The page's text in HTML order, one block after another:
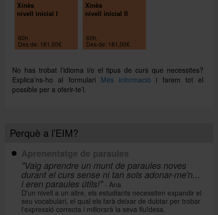
Xinès
nivell inicial I
60h.
Des de: 181,00€
Xinès
nivell inicial II
60h.
Des de: 181,00€
No has trobat l’idioma i/o el tipus de curs que necessites?
Explica’ns-ho al formulari Més informació i farem tot el
possible per a oferir-te’l.
Perquè a l’EIM?
Aprenentatge de paraules
"Vaig aprendre un munt de paraules noves
durant el curs sense ni tan sols adonar-me'n...
i eren paraules útils!"- Ana
D'un nivell a un altre, els estudiants necessiten expandir el
seu vocabulari, el qual els farà deixar de dubtar per trobar
l'expressió correcta i millorarà la seva fluïdesa.